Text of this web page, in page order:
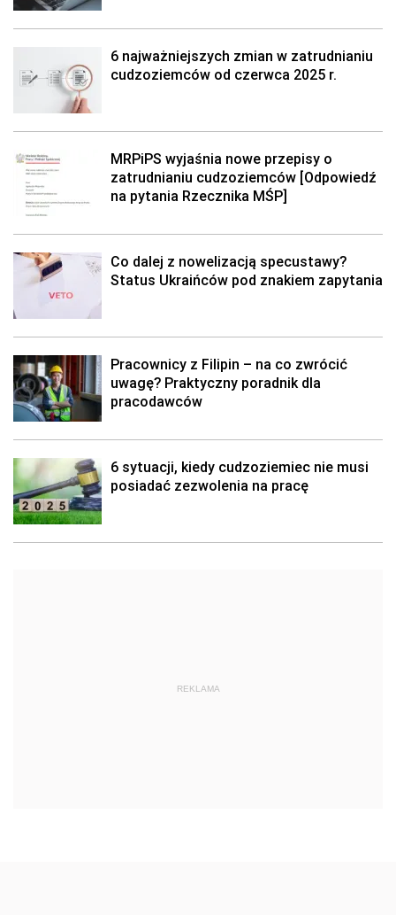
6 najważniejszych zmian w zatrudnianiu
cudzoziemców od czerwca 2025 r.
MRPiPS wyjaśnia nowe przepisy o
zatrudnianiu cudzoziemców [Odpowiedź
na pytania Rzecznika MŚP]
Co dalej z nowelizacją specustawy?
Status Ukraińców pod znakiem zapytania
Pracownicy z Filipin – na co zwrócić
uwagę? Praktyczny poradnik dla
pracodawców
6 sytuacji, kiedy cudzoziemiec nie musi
posiadać zezwolenia na pracę
REKLAMA